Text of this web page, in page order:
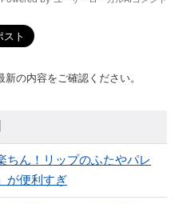
の内容をご確認ください。
ちん！リップのふたやパレ
が便利すぎ